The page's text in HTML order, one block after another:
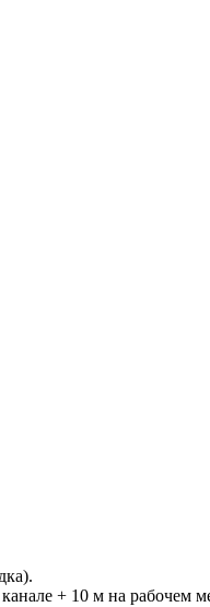
+ 10 м на рабочем